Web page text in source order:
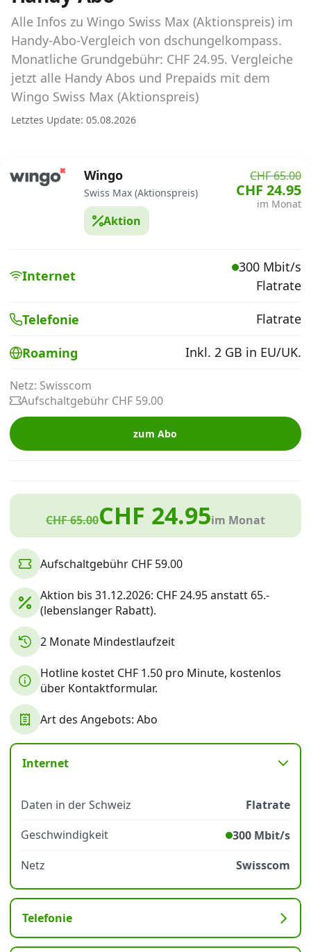
Abos für Tablets, Hotspots und Smart
Watches
Tarifrechner Handy-Abo
Der gute alte Tarifrechner im neuen Design
Infos
Mobilfunknetz Schweiz
Roaming-Tarife abfragen
Handy-Abo kündigen oder
Alle Mobile-Vergleiche
Kombi-Angebote
News
Forum
Über uns
Datenschutz
Alle Infos zu Wingo Swiss Max (Aktionspreis) im
Handy-Abo-Vergleich von dschungelkompass.
Monatliche Grundgebühr: CHF 24.95. Vergleiche
jetzt alle Handy Abos und Prepaids mit dem
Wingo Swiss Max (Aktionspreis)
Letztes Update: 05.08.2026
Wingo
Swiss Max (Aktionspreis)
Aktion
CHF 65.00
CHF 24.95
im Monat
Internet
300 Mbit/s
Flatrate
Telefonie Flatrate
Roaming Inkl. 2 GB in EU/UK.
Netz: Swisscom
Aufschaltgebühr CHF 59.00
zum Abo
CHF 65.00CHF 24.95im Monat
Aufschaltgebühr CHF 59.00
Aktion bis 31.12.2026: CHF 24.95 anstatt 65.-
(lebenslanger Rabatt).
2 Monate Mindestlaufzeit
Hotline kostet CHF 1.50 pro Minute, kostenlos
über Kontaktformular.
Art des Angebots: Abo
Internet
Daten in der Schweiz
Flatrate
Geschwindigkeit
300 Mbit/s
Netz
Swisscom
Telefonie